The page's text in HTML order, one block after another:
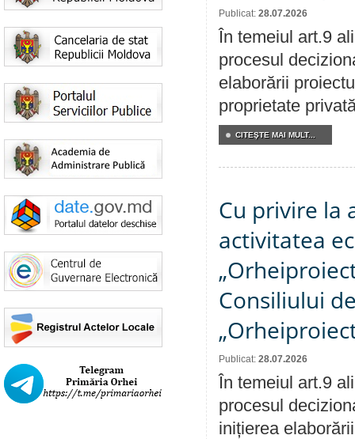
Publicat: 28.07.2026
În temeiul art.9
procesul
elaborării
proprietate
CITEŞTE MAI MULT...
Cu privire la
activitatea
Consiliului
Publicat: 28.07.2026
În temeiul art.9
procesul
inițierea